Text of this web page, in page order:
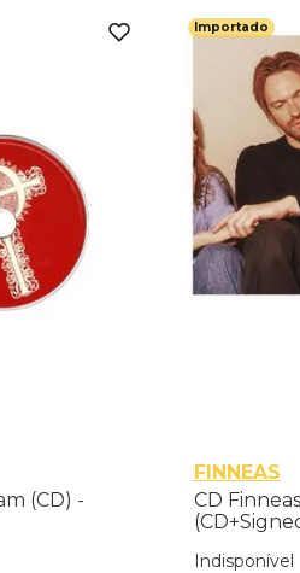
(CD) -
Importado
FINNEAS
CD
Indisponível